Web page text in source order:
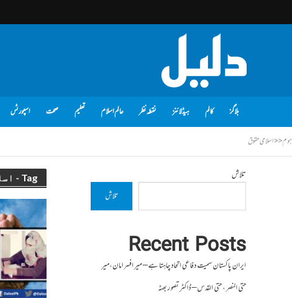
بلاگز کالم ہیڈلائنز نقطہ نظر عالم اسلام تعلیم صحت اسپورٹس
ہوم<<اسلامی حقوق
Tag - اسلامی حقوق تلاش
تلاش
Recent Posts
ایران پاکستان سمیت دفاعی اتحاد چاہتا ہے – میر افسر امان،میر
حتی النصر ، حتی القدس – ڈاکٹر تصور بھٹہ